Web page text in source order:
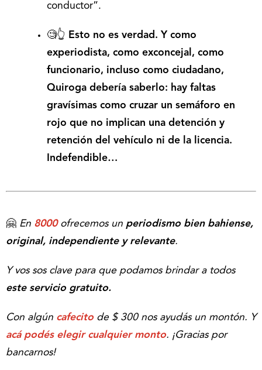
conductor”.
🧐👆 Esto no es verdad. Y como
experiodista, como exconcejal, como
funcionario, incluso como ciudadano,
Quiroga debería saberlo: hay faltas
gravísimas como cruzar un semáforo en
rojo que no implican una detención y
retención del vehículo ni de la licencia.
Indefendible…
🤗 En 8000ofrecemos un periodismo bien bahiense,
original, independiente y relevante.
Y vos sos clave para que podamos brindar a todos
este servicio gratuito.
Con algún cafecito de $ 300 nos ayudás un montón. Y
acá podés elegir cualquier monto. ¡Gracias por
bancarnos!